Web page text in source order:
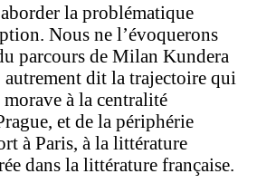
la problématique
Nous ne l’évoquerons
parcours de Milan Kundera
autrement dit la trajectoire qui
à la centralité
et de la périphérie
à Paris, à la littérature
dans la littérature française.